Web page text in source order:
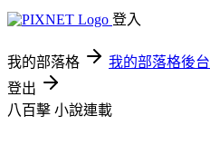
登入
我的部落格 我的部落格後台
登出
八百擊 小說連載